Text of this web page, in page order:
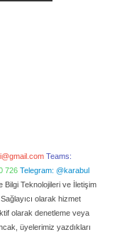
Teams:
726 Telegram: @karabul
Bilgi Teknolojileri ve İletişim
olarak hizmet
olarak denetleme veya
üyelerimiz yazdıkları